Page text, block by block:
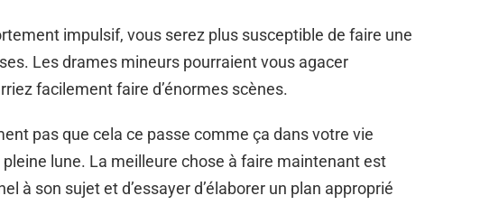
impulsif, vous serez plus susceptible de faire une
Les drames mineurs pourraient vous agacer
facilement faire d’énormes scènes.
pas que cela ce passe comme ça dans votre vie
lune. La meilleure chose à faire maintenant est
à son sujet et d’essayer d’élaborer un plan approprié